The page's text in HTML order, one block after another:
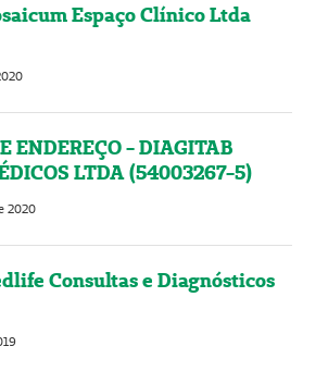
Espaço Clínico Ltda
ENDEREÇO - DIAGITAB
LTDA (54003267-5)
2020
Consultas e Diagnósticos